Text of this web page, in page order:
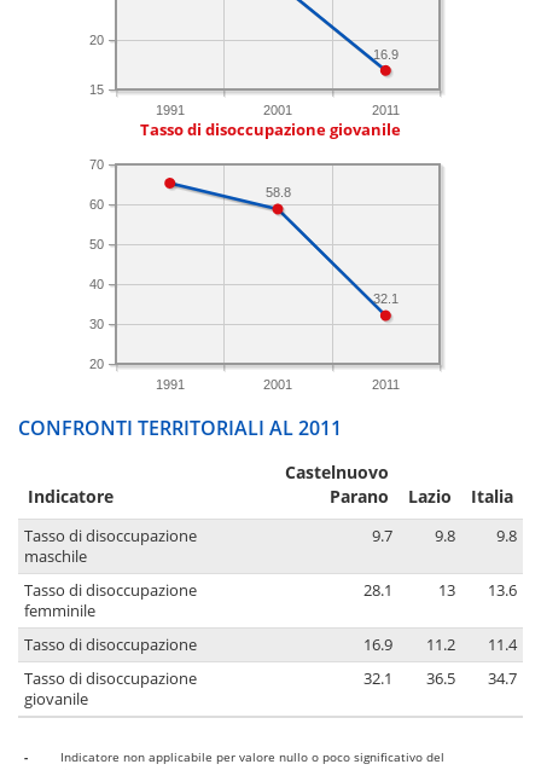
1991 2001 2011
15
20
16.9
Tasso di disoccupazione giovanile
1991 2001 2011
20
30
40
50
60
70
32.1
58.8
CONFRONTI TERRITORIALI AL 2011
Indicatore
Castelnuovo
Parano
Lazio Italia
Tasso di disoccupazione
maschile
9.7 9.8 9.8
Tasso di disoccupazione
femminile
28.1 13 13.6
Tasso di disoccupazione 16.9 11.2
11.4
Tasso di disoccupazione
giovanile
32.1 36.5 34.7
-
Indicatore non applicabile per valore nullo o poco significativo del